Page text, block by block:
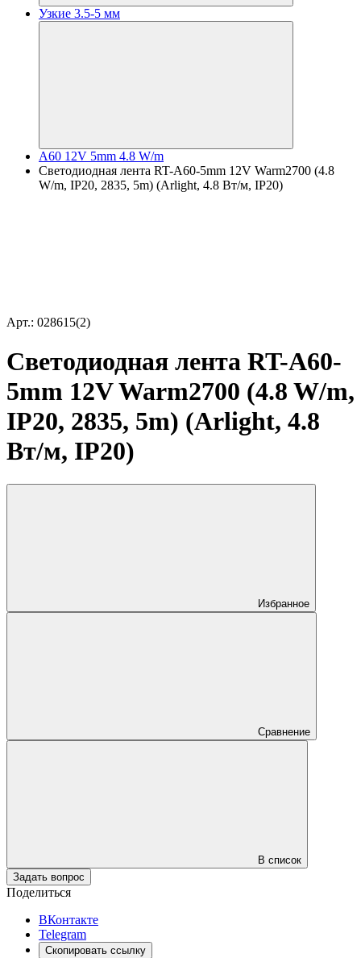
Узкие 3.5-5 мм
A60 12V 5mm 4.8 W/m
Светодиодная лента RT-A60-5mm 12V Warm2700 (4.8
W/m, IP20, 2835, 5m) (Arlight, 4.8 Вт/м, IP20)
Арт.: 028615(2)
Светодиодная лента RT-A60-
5mm 12V Warm2700 (4.8 W/m,
IP20, 2835, 5m) (Arlight, 4.8
Вт/м, IP20)
Избранное
Сравнение
В список
Задать вопрос
Поделиться
ВКонтакте
Telegram
Скопировать ссылку